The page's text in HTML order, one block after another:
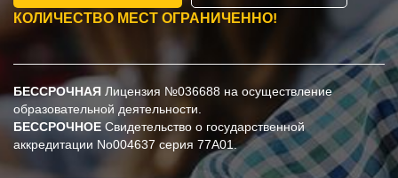
КОЛИЧЕСТВО МЕСТ ОГРАНИЧЕННО!
БЕССРОЧНАЯ Лицензия №036688 на осуществление
образовательной деятельности.
БЕССРОЧНОЕ Свидетельство о государственной
аккредитации No004637 серия 77А01.